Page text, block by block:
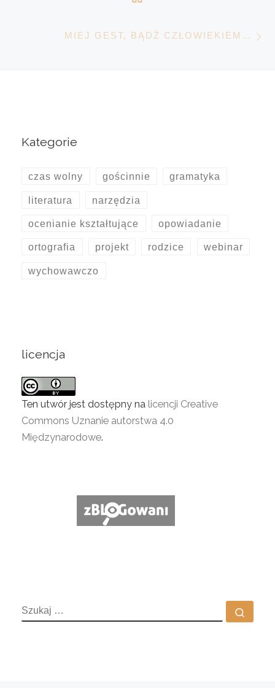
MIEJ GEST, BĄDŹ CZŁOWIEKIEM…
Kategorie
czas wolny gościnnie gramatyka
literatura narzędzia
ocenianie kształtujące opowiadanie
ortografia projekt rodzice webinar
wychowawczo
licencja
Ten utwór jest dostępny na licencji Creative
Commons Uznanie autorstwa 4.0
Międzynarodowe.
SZUKAJ